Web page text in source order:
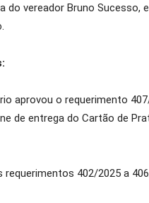
do vereador Bruno
aprovou o requerimento
de entrega do Cartão de
requerimentos 402/2025 a